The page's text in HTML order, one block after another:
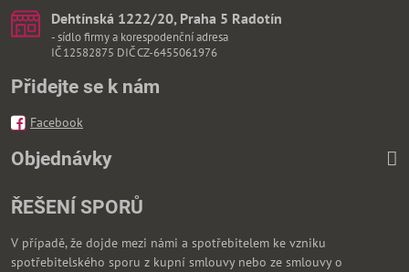
Dehtínská 1222/20, Praha 5 Radotín
- sídlo firmy a korespodenční adresa
IČ 12582875 DIČ CZ-6455061976
Přidejte se k nám
Facebook
Objednávky
ŘEŠENÍ SPORŮ
V případě, že dojde mezi námi a spotřebitelem ke vzniku
spotřebitelského sporu z kupní smlouvy nebo ze smlouvy o